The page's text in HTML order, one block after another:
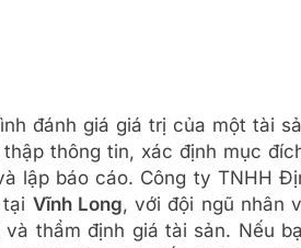
đánh giá giá trị của một tài
thông tin, xác định mục
lập báo cáo. Công ty TNHH
Vĩnh Long, với đội ngũ nhân
thẩm định giá tài sản. Nếu